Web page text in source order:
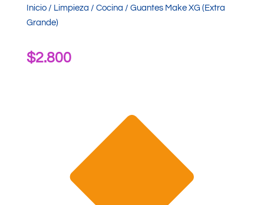
Inicio/ Limpieza / Cocina / Guantes Make XG (Extra
Grande)
$2.800